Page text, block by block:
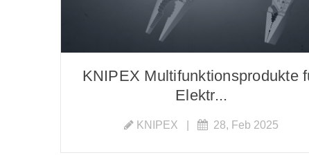
KNIPEX Multifunktionsprodukte
Elektr...
KNIPEX | 28, Feb 2025